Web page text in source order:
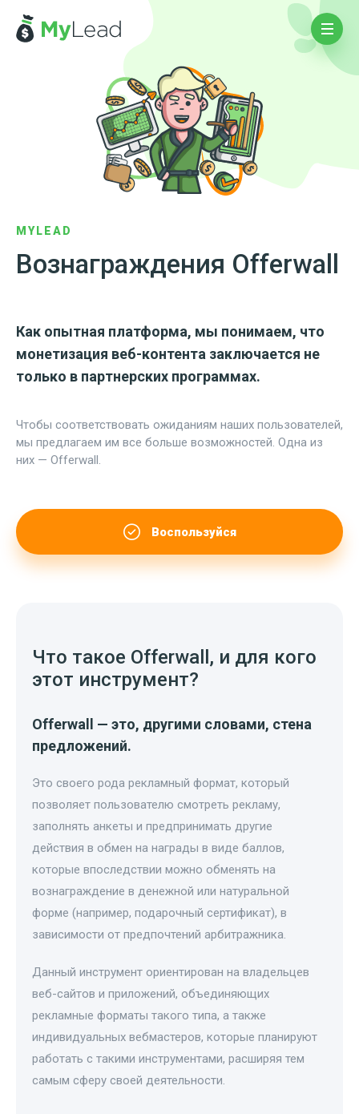
MYLEAD
Вознаграждения Offerwall
Как опытная платформа, мы понимаем, что
монетизация веб-контента заключается не
только в партнерских программах.
Чтобы соответствовать ожиданиям наших пользователей,
мы предлагаем им все больше возможностей. Одна из
них — Offerwall.
Воспользуйся
Что такое Offerwall, и для кого
этот инструмент?
Offerwall — это, другими словами, стена
предложений.
Это своего рода рекламный формат, который
позволяет пользователю смотреть рекламу,
заполнять анкеты и предпринимать другие
действия в обмен на награды в виде баллов,
которые впоследствии можно обменять на
вознаграждение в денежной или натуральной
форме (например, подарочный сертификат), в
зависимости от предпочтений арбитражника.
Данный инструмент ориентирован на владельцев
веб-сайтов и приложений, объединяющих
рекламные форматы такого типа, а также
индивидуальных вебмастеров, которые планируют
работать с такими инструментами, расширяя тем
самым сферу своей деятельности.